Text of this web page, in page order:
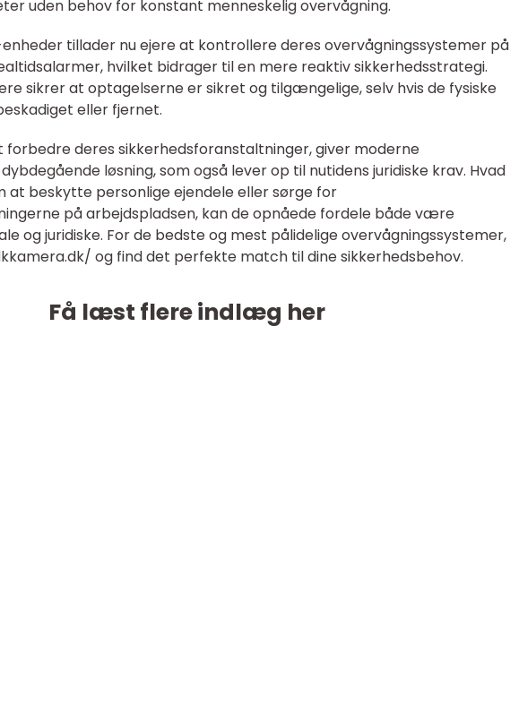
uden behov for konstant menneskelig overvågning.
tillader nu ejere at kontrollere deres overvågningssystemer på
hvilket bidrager til en mere reaktiv sikkerhedsstrategi.
sikrer at optagelserne er sikret og tilgængelige, selv hvis de fysiske
eller fjernet.
forbedre deres sikkerhedsforanstaltninger, giver moderne
løsning, som også lever op til nutidens juridiske krav. Hvad
at beskytte personlige ejendele eller sørge for
på arbejdspladsen, kan de opnåede fordele både være
og juridiske. For de bedste og mest pålidelige overvågningssystemer,
og find det perfekte match til dine sikkerhedsbehov.
Få læst flere indlæg her